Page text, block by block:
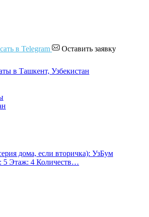
в Telegram Оставить заявку
дома, если вторичка): УзБум
5 Этаж: 4 Количеств…